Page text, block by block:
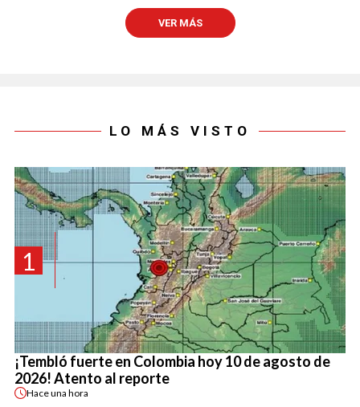
VER MÁS
LO MÁS VISTO
1
¡Tembló fuerte en Colombia hoy 10 de agosto de
2026! Atento al reporte
Haceuna hora